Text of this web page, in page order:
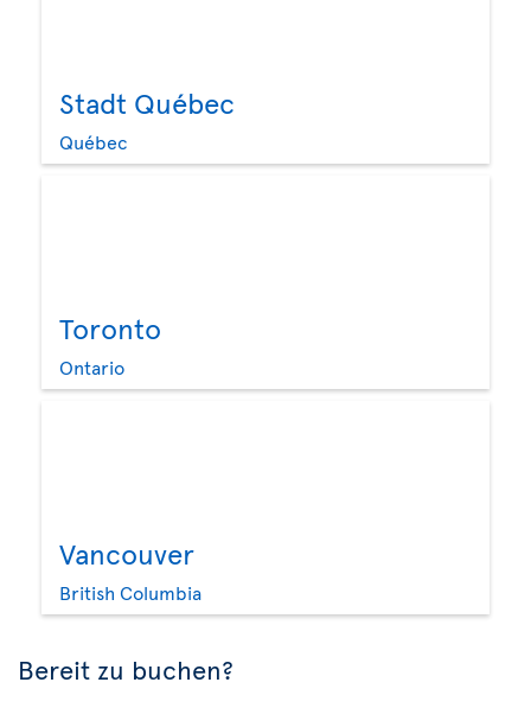
Stadt Québec
Québec
Toronto
Ontario
Vancouver
British Columbia
Bereit zu buchen?